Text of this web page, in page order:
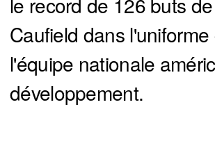
Caufield dans l'uniforme
l'équipe nationale
développement.